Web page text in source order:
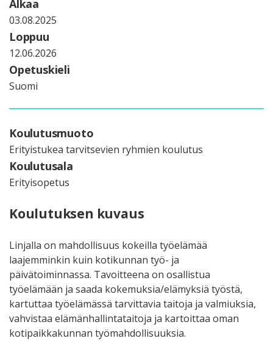
Alkaa
03.08.2025
Loppuu
12.06.2026
Opetuskieli
Suomi
Koulutusmuoto
Erityistukea tarvitsevien ryhmien koulutus
Koulutusala
Erityisopetus
Koulutuksen kuvaus
Linjalla on mahdollisuus kokeilla työelämää
laajemminkin kuin kotikunnan työ- ja
päivätoiminnassa. Tavoitteena on osallistua
työelämään ja saada kokemuksia/elämyksiä työstä,
kartuttaa työelämässä tarvittavia taitoja ja valmiuksia,
vahvistaa elämänhallintataitoja ja kartoittaa oman
kotipaikkakunnan työmahdollisuuksia.